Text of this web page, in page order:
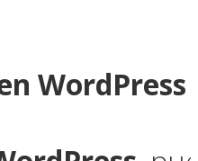
WordPress